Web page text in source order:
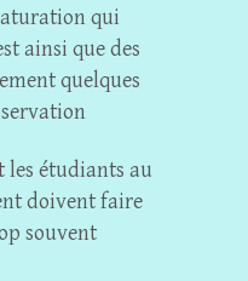
qui
ainsi que des
quelques
les étudiants au
doivent faire
souvent